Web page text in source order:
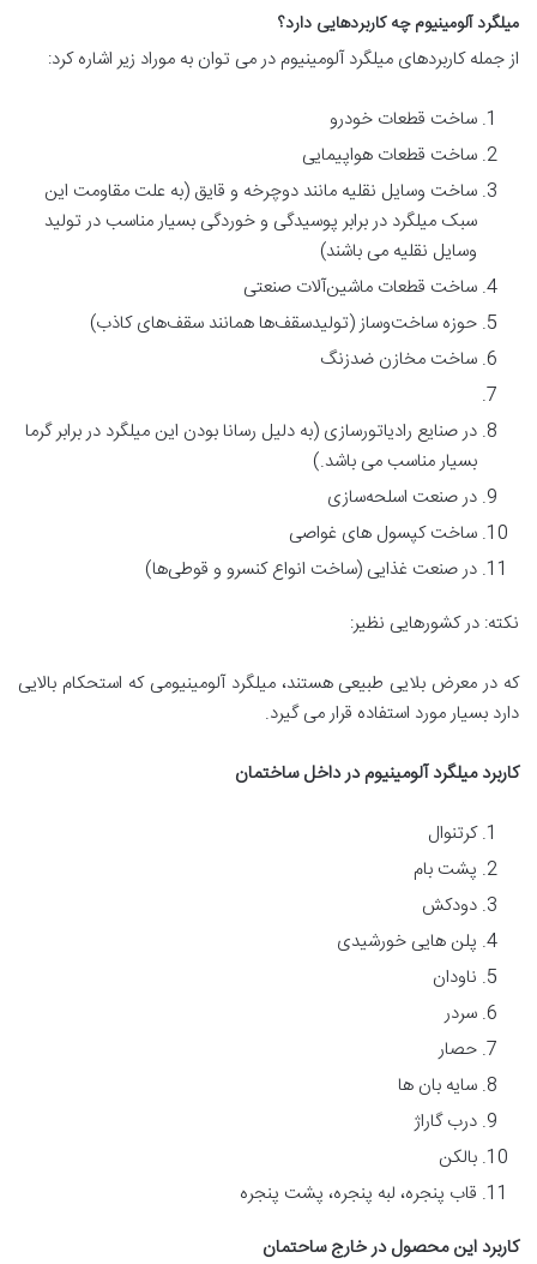
میلگرد آلومینیوم چه کاربردهایی دارد؟
از جمله کاربردهای میلگرد آلومینیوم در می توان به موراد زیر اشاره کرد:
ساخت قطعات خودرو
ساخت قطعات هواپیمایی
ساخت وسایل نقلیه مانند دوچرخه و قایق (به علت مقاومت این
سبک میلگرد در برابر پوسیدگی و خوردگی بسیار مناسب در تولید
وسایل نقلیه می باشند)
ساخت قطعات ماشین‌آلات صنعتی
حوزه ساخت‌وساز (تولیدسقف‌ها همانند سقف‌های کاذب)
ساخت مخازن ضدزنگ
در صنایع رادیاتورسازی (به دلیل رسانا بودن این میلگرد در برابر گرما
بسیار مناسب می باشد.)
در صنعت اسلحه‌سازی
ساخت کپسول های غواصی
در صنعت غذایی (ساخت انواع کنسرو و قوطی‌ها)
نکته: در کشورهایی نظیر:
که در معرض بلایی طبیعی هستند، میلگرد آلومینیومی که استحکام بالایی
دارد بسیار مورد استفاده قرار می گیرد.
کاربرد میلگرد آلومینیوم در داخل ساختمان
کرتنوال
پشت بام
دودکش
پلن هایی خورشیدی
ناودان
سردر
حصار
سایه بان ها
درب گاراژ
بالکن
قاب پنجره، لبه پنجره، پشت پنجره
کاربرد این محصول در خارج ساحتمان